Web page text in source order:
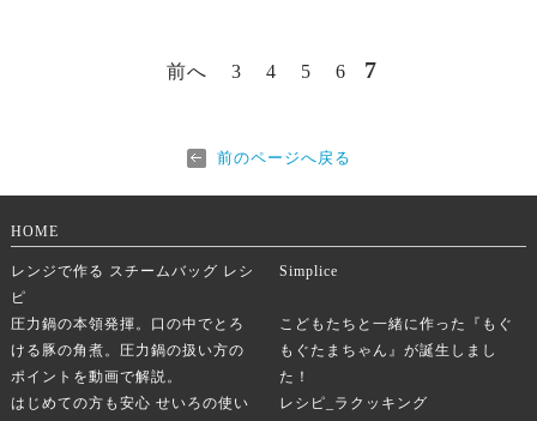
前へ 3 4 5 6 7
前のページへ戻る
HOME
レンジで作る スチームバッグ レシ
ピ
Simplice
圧力鍋の本領発揮。口の中でとろ
ける豚の角煮。圧力鍋の扱い方の
ポイントを動画で解説。
こどもたちと一緒に作った『もぐ
もぐたまちゃん』が誕生しまし
た！
はじめての方も安心 せいろの使い
レシピ_ラクッキング